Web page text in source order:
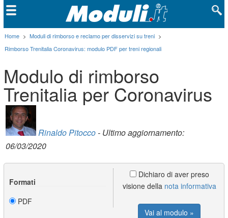
Home > Moduli di rimborso e reclamo per disservizi su treni >
Rimborso Trenitalia Coronavirus: modulo PDF per treni regionali
Modulo di rimborso
Trenitalia per Coronavirus
Rinaldo Pitocco- Ultimo aggiornamento:
06/03/2020
Formati
PDF
Dichiaro di aver preso
visione della nota informativa
Vai al modulo »